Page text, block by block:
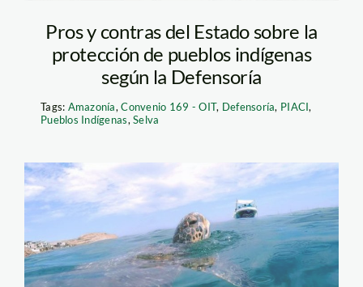
Pros y contras del Estado sobre la
protección de pueblos indígenas
según la Defensoría
Tags: Amazonía,Convenio 169 - OIT, Defensoría, PIACI,
Pueblos Indígenas,Selva